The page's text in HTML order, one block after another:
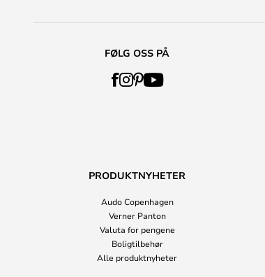
FØLG OSS PÅ
PRODUKTNYHETER
Audo Copenhagen
Verner Panton
Valuta for pengene
Boligtilbehør
Alle produktnyheter